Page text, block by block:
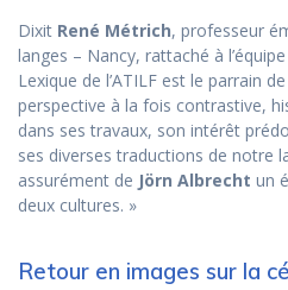
Dixit René Métrich, professeur
langes – Nancy, rattaché à
Lexique de l’ATILF est le parrain de
perspective à la fois contrastive,
dans ses travaux, son intérêt
ses diverses traductions de notre
assurément de Jörn Albrecht un
deux cultures. »
Retour en images sur la